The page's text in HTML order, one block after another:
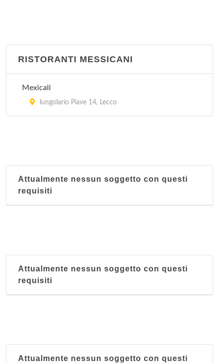
RISTORANTI MESSICANI
Mexicali
lungolario Piave 14, Lecco
Attualmente nessun soggetto con questi
requisiti
Attualmente nessun soggetto con questi
requisiti
Attualmente nessun soggetto con questi